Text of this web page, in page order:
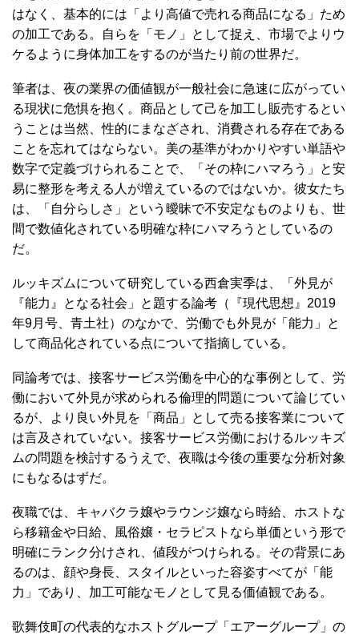
はなく、基本的には「より高値で売れる商品になる」ため
の加工である。自らを「モノ」として捉え、市場でよりウ
ケるように身体加工をするのが当たり前の世界だ。
筆者は、夜の業界の価値観が一般社会に急速に広がってい
る現状に危惧を抱く。商品として己を加工し販売するとい
うことは当然、性的にまなざされ、消費される存在である
ことを忘れてはならない。美の基準がわかりやすい単語や
数字で定義づけられることで、「その枠にハマろう」と安
易に整形を考える人が増えているのではないか。彼女たち
は、「自分らしさ」という曖昧で不安定なものよりも、世
間で数値化されている明確な枠にハマろうとしているの
だ。
ルッキズムについて研究している西倉実季は、「外見が
『能力』となる社会」と題する論考（『現代思想』2019
年9月号、青土社）のなかで、労働でも外見が「能力」と
して商品化されている点について指摘している。
同論考では、接客サービス労働を中心的な事例として、労
働において外見が求められる倫理的問題について論じてい
るが、より良い外見を「商品」として売る接客業について
は言及されていない。接客サービス労働におけるルッキズ
ムの問題を検討するうえで、夜職は今後の重要な分析対象
にもなるはずだ。
夜職では、キャバクラ嬢やラウンジ嬢なら時給、ホストな
ら移籍金や日給、風俗嬢・セラピストなら単価という形で
明確にランク分けされ、値段がつけられる。その背景にあ
るのは、顔や身長、スタイルといった容姿すべてが「能
力」であり、加工可能なモノとして見る価値観である。
歌舞伎町の代表的なホストグループ「エアーグループ」の